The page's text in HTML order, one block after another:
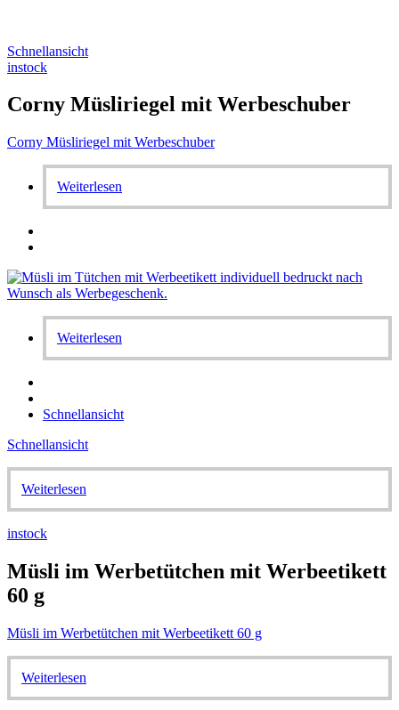
Schnellansicht
instock
Corny Müsliriegel mit Werbeschuber
Corny Müsliriegel mit Werbeschuber
Weiterlesen
Weiterlesen
Schnellansicht
Schnellansicht
Weiterlesen
instock
Müsli im Werbetütchen mit Werbeetikett
60 g
Müsli im Werbetütchen mit Werbeetikett 60 g
Weiterlesen